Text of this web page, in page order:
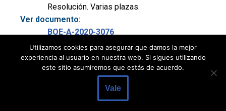
Resolución. Varias plazas.
Ver documento:
BOE-A-2020-3076
Título:
Acuerdo de 30 de enero de 2020, del Pleno
del Consejo General del Poder Judicial, por el
que se resuelve el concurso, convocado por
Utilizamos cookies para asegurar que damos la mejor
experiencia al usuario en nuestra web. Si sigues utilizando
este sitio asumiremos que estás de acuerdo.
Vale